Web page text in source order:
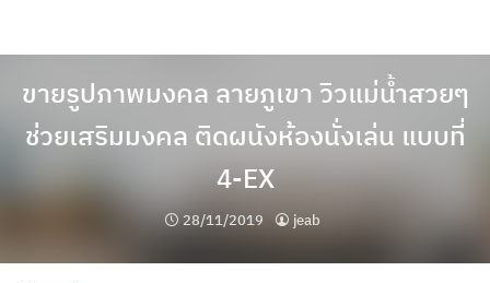
ขายรูปภาพมงคล ลายภูเขา วิวแม่น้ำสวยๆ
ช่วยเสริมมงคล ติดผนังห้องนั่งเล่น แบบที่
4-EX
28/11/2019 jeab